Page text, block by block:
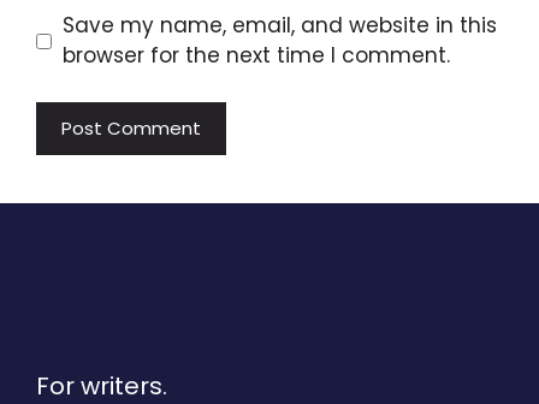
Save my name, email, and website in this
browser for the next time I comment.
For writers.